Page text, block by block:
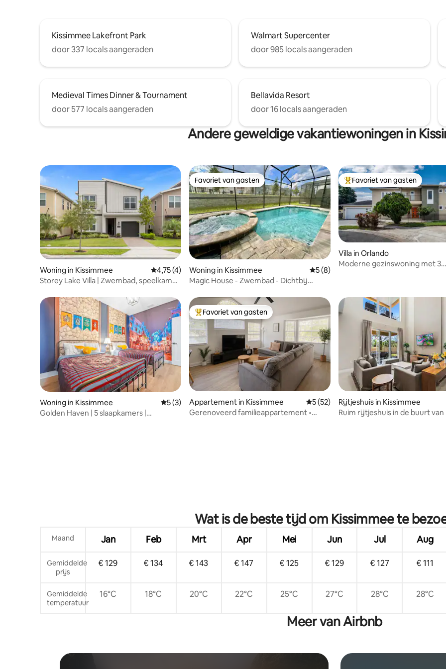
Kissimmee Lakefront Park
door 337 locals aangeraden
Walmart Supercenter
door 985 locals aangeraden
Medieval Times Dinner & Tournament
door 577 locals aangeraden
Bellavida Resort
door 16 locals aangeraden
Andere geweldige vakantiewoningen in
Woning in Kissimmee Gemiddelde beoordeling van 4,75 uit 5, 4 recensies
4,75 (4)
Storey Lake Villa | Zwembad, speelkamer,
Favoriet van gasten
Favoriet van gasten
Woning in Kissimmee Gemiddelde beoordeling van 5 uit 5, 8
5 (8)
Magic House - Zwembad - Dichtbij
Topfavoriet van gasten
Favoriet van gasten
Villa in Orlando
Moderne gezinswoning met 3
Woning in Kissimmee Gemiddelde beoordeling van 5 uit 5, 3 recensies
5 (3)
Golden Haven | 5 slaapkamers |
Topfavoriet van gasten
Favoriet van gasten
Appartement in Kissimmee Gemiddelde beoordeling van 5 uit 5, 52
5 (52)
Gerenoveerd familieappartement •
Rijtjeshuis in Kissimmee
Ruim rijtjeshuis in de buurt van
Wat is de beste tijd om Kissimmee te
Maand Jan Feb Mrt Apr Mei Jun Jul Aug
Gemiddelde
prijs
€ 129 € 134 € 143 € 147 € 125 € 129 € 127 € 111
Gemiddelde
temperatuur
16°C 18°C 20°C 22°C 25°C 27°C 28°C 28°C
Meer van Airbnb